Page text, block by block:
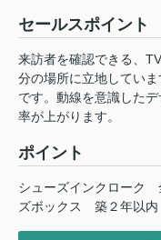
セールスポイント
来訪者を確認できる、
分の場所に立地してい
です。動線を意識した
率が上がります。
ポイント
シューズインクローク
ズボックス
築２年以内